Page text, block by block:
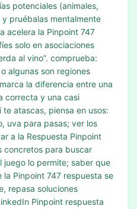
potenciales (animales,
pruébalas mentalmente
acelera la Pinpoint 747
solo en asociaciones
al vino”. comprueba:
algunas son regiones
la diferencia entre una
correcta y una casi
atascas, piensa en usos:
uva para pasas; ver los
a la Respuesta Pinpoint
concretos para buscar
lo permite; saber que
la Pinpoint 747 respuesta se
repasa soluciones
Pinpoint respuesta